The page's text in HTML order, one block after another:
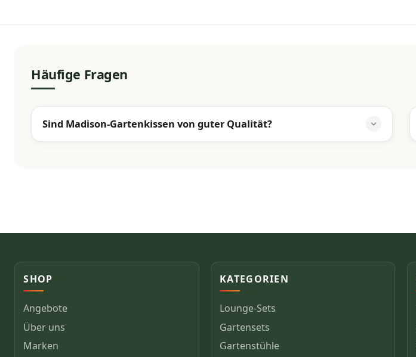
Häufige Fragen
Sind Madison-Gartenkissen von guter Qualität?
SHOP
Angebote
Über uns
Marken
KATEGORIEN
Lounge-Sets
Gartensets
Gartenstühle